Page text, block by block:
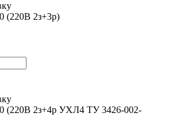
(220В 2з+3р)
(220В 2з+4р УХЛ4 ТУ 3426-002-